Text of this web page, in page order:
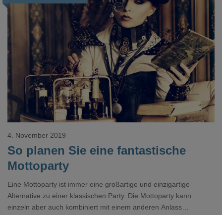
So planen Sie eine fantastische
Mottoparty
4. November 2019
Eine Mottoparty ist immer eine großartige und einzigartige
Alternative zu einer klassischen Party. Die Mottoparty kann
einzeln aber auch kombiniert mit einem anderen Anlass